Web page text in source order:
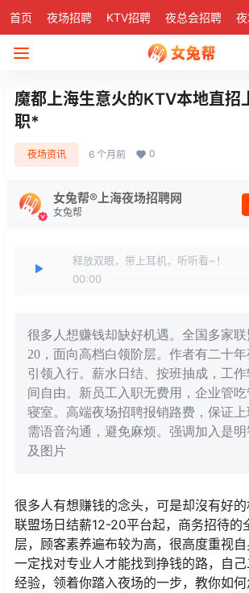
首页 夜场招聘 KTV招聘 夜总会招聘 夜
魔都上海生意火的KTV本地直招
职*
夜场资讯 6 个月前 0
女兔帮®上海夜场招聘网
女兔帮
释放双眼，带上耳机，听听看~！
00:00
很多人想赚钱却缺好机遇。全国多家
20，面向高档白领阶层。作者有二十
引领入行。薪水日结、按班抽成，工
间自由。新员工入职无费用，企业管
寝室。高端夜场招聘报销路费，保证
需语音沟通，避免麻烦。强调加入是
及图片
很多人有想赚钱的念头，可是却沒有好
联盟场日结薪12-20平台起，商务招待的
层，顾客素养遍布较为高，很高度重视自
一定找对专业人才能找到挣钱的路，自
经验，领着你踏入夜场的一步，教你如